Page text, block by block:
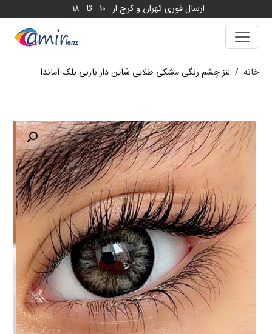
ارسال فوری تهران و کرج از 10 تا 18
خانه / لنز چشم رنگی مشکی طلایی شاین دار باربی بلک آماندا